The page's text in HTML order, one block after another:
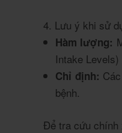
4. Lưu ý khi sử
Hàm lượng:
Intake
Chỉ định:
bệnh.
Để tra cứu chính